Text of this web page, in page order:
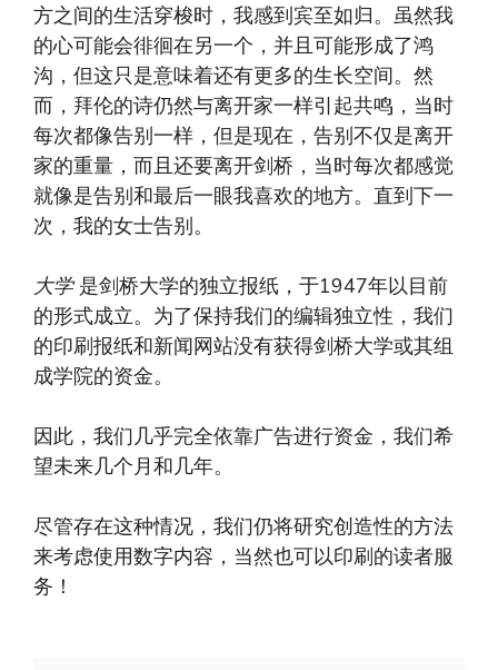
方之间的生活穿梭时，我感到宾至如归。虽然我
的心可能会徘徊在另一个，并且可能形成了鸿
沟，但这只是意味着还有更多的生长空间。然
而，拜伦的诗仍然与离开家一样引起共鸣，当时
每次都像告别一样，但是现在，告别不仅是离开
家的重量，而且还要离开剑桥，当时每次都感觉
就像是告别和最后一眼我喜欢的地方。直到下一
次，我的女士告别。
大学是剑桥大学的独立报纸，于1947年以目前
的形式成立。为了保持我们的编辑独立性，我们
的印刷报纸和新闻网站没有获得剑桥大学或其组
成学院的资金。
因此，我们几乎完全依靠广告进行资金，我们希
望未来几个月和几年。
尽管存在这种情况，我们仍将研究创造性的方法
来考虑使用数字内容，当然也可以印刷的读者服
务！